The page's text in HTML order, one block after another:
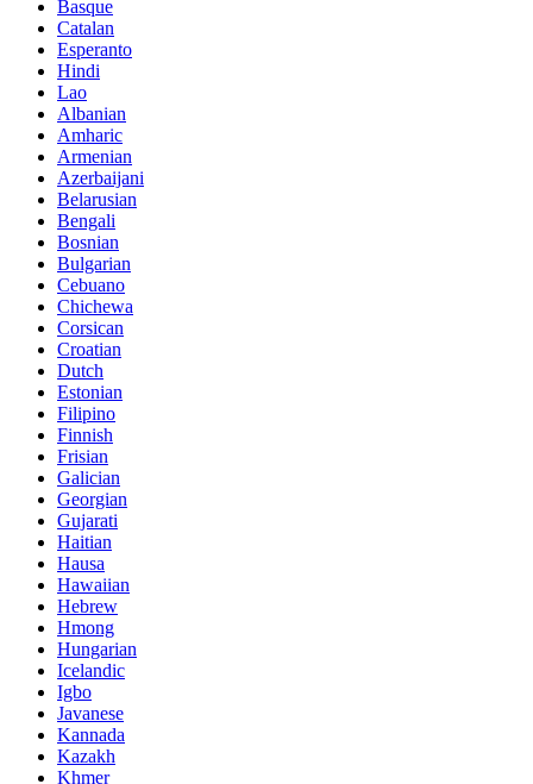
Basque
Catalan
Esperanto
Hindi
Lao
Albanian
Amharic
Armenian
Azerbaijani
Belarusian
Bengali
Bosnian
Bulgarian
Cebuano
Chichewa
Corsican
Croatian
Dutch
Estonian
Filipino
Finnish
Frisian
Galician
Georgian
Gujarati
Haitian
Hausa
Hawaiian
Hebrew
Hmong
Hungarian
Icelandic
Igbo
Javanese
Kannada
Kazakh
Khmer